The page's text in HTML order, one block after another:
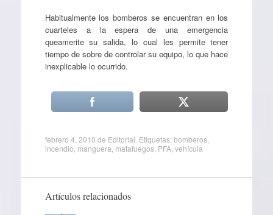
Habitualmente los bomberos se encuentran en los
cuarteles a la espera de una emergencia
queamerite su salida, lo cual les permite tener
tiempo de sobre de controlar su equipo, lo que hace
inexplicable lo ocurrido.
febrero 4, 2010 de Editorial . Etiquetas:bomberos,
incendio manguera matafuegos, PFA, vehícula
Artículos relacionados